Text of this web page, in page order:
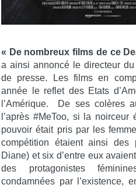
« De nombreux films de ce
a ainsi annoncé le directeur
de presse. Les films en
année le reflet des Etats
l’Amérique. De ses colères
l’après #MeToo, si la
pouvoir était pris par les
compétition étaient ainsi des
Diane) et six d’entre eux
des protagonistes
condamnées par l’existence,